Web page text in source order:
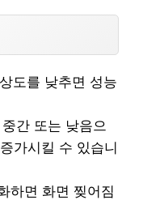
도를 낮추면 성능
간 또는 낮음으
가시킬 수 있습니
하면 화면 찢어짐